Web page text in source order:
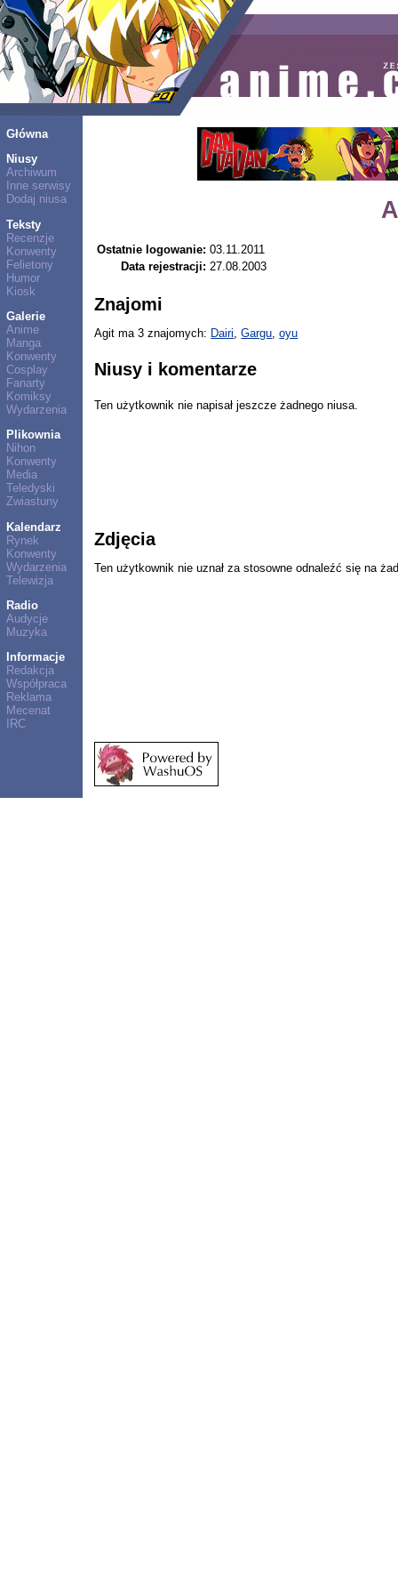
Główna
Niusy
Archiwum
Inne serwisy
Dodaj niusa
Teksty
Recenzje
Konwenty
Felietony
Humor
Kiosk
Galerie
Anime
Manga
Konwenty
Cosplay
Fanarty
Komiksy
Wydarzenia
Plikownia
Nihon
Konwenty
Media
Teledyski
Zwiastuny
Kalendarz
Rynek
Konwenty
Wydarzenia
Telewizja
Radio
Audycje
Muzyka
Informacje
Redakcja
Współpraca
Reklama
Mecenat
IRC
Ostatnie logowanie: 03.11.2011
Data rejestracji: 27.08.2003
Znajomi
Agit ma 3 znajomych: Dairi,Gargu,oyu
Niusy i komentarze
Ten użytkownik nie napisał jeszcze żadnego niusa.
Zdjęcia
Ten użytkownik nie uznał za stosowne odnaleźć się na